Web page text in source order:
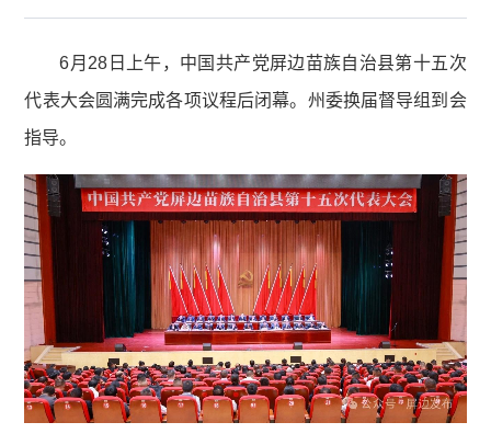
6月28日上午，中国共产党屏边苗族自治县第十五次
代表大会圆满完成各项议程后闭幕。州委换届督导组到会
指导。